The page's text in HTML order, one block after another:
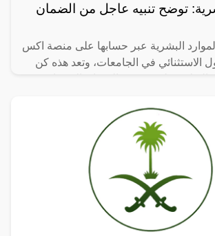
توضح تنبيه عاجل من الضمان
البشرية عبر حسابها على منصة اكس
الاستثنائي في الجامعات، وتعد هذه كن